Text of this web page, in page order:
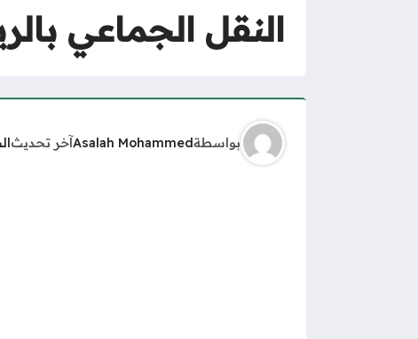
النقل الجماعي
بواسطةAsalah Mohammedآخر تحديث